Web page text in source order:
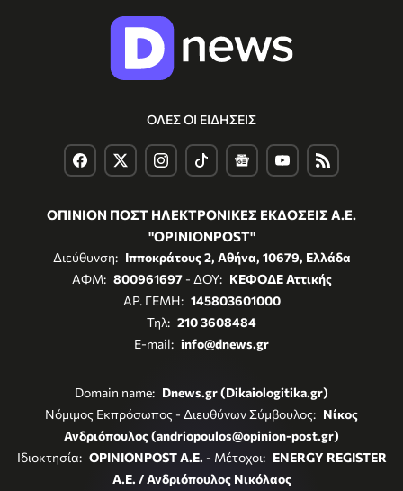
ΟΛΕΣ ΟΙ ΕΙΔΗΣΕΙΣ
ΟΠΙΝΙΟΝ ΠΟΣΤ ΗΛΕΚΤΡΟΝΙΚΕΣ ΕΚΔΟΣΕΙΣ Α.Ε.
"OPINIONPOST"
Διεύθυνση: Ιπποκράτους 2, Αθήνα, 10679, Ελλάδα
ΑΦΜ: 800961697- ΔΟΥ: ΚΕΦΟΔΕ Αττικής
ΑΡ. ΓΕΜΗ: 145803601000
Τηλ: 210 3608484
E-mail: info@dnews.gr
Domain name: Dnews.gr (Dikaiologitika.gr)
Νόμιμος Εκπρόσωπος - Διευθύνων Σύμβουλος: Νίκος
Ανδριόπουλος (andriopoulos@opinion-post.gr)
Ιδιοκτησία: OPINIONPOST A.E. - Μέτοχοι: ENERGY REGISTER
Α.Ε. / Ανδριόπουλος Νικόλαος